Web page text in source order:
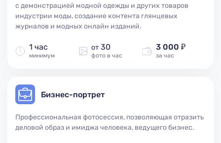
с демонстрацией модной одежды и других товаров
индустрии моды, создание контента глянцевых
журналов и модных онлайн изданий.
1 час
минимум
от30
фото в час
3 000 ₽
за час
Бизнес-портрет
Профессиональная фотосессия, позволяющая отразить
деловой образ и имиджа человека, ведущего бизнес.